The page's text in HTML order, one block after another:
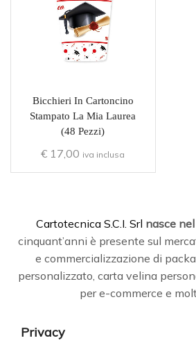
Bicchieri In Cartoncino
Stampato La Mia Laurea
(48 Pezzi)
€ 17,00 iva inclusa
Cartotecnica S.C.I. Srl nasce
cinquant’anni è presente sul
e commercializzazione di
personalizzato, carta velina
per e-commerce e
Privacy